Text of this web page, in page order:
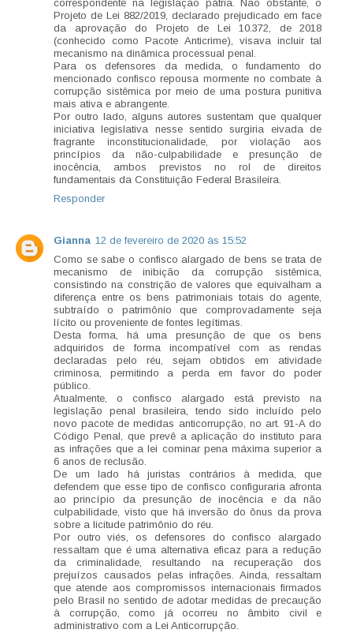
correspondente na legislação pátria. Não obstante, o
Projeto de Lei 882/2019, declarado prejudicado em face
da aprovação do Projeto de Lei 10.372, de 2018
(conhecido como Pacote Anticrime), visava incluir tal
mecanismo na dinâmica processual penal.
Para os defensores da medida, o fundamento do
mencionado confisco repousa mormente no combate à
corrupção sistêmica por meio de uma postura punitiva
mais ativa e abrangente.
Por outro lado, alguns autores sustentam que qualquer
iniciativa legislativa nesse sentido surgiria eivada de
fragrante inconstitucionalidade, por violação aos
princípios da não-culpabilidade e presunção de
inocência, ambos previstos no rol de direitos
fundamentais da Constituição Federal Brasileira.
Responder
Gianna 12 de fevereiro de 2020 às 15:52
Como se sabe o confisco alargado de bens se trata de
mecanismo de inibição da corrupção sistêmica,
consistindo na constrição de valores que equivalham a
diferença entre os bens patrimoniais totais do agente,
subtraído o patrimônio que comprovadamente seja
lícito ou proveniente de fontes legítimas.
Desta forma, há uma presunção de que os bens
adquiridos de forma incompatível com as rendas
declaradas pelo réu, sejam obtidos em atividade
criminosa, permitindo a perda em favor do poder
público.
Atualmente, o confisco alargado está previsto na
legislação penal brasileira, tendo sido incluído pelo
novo pacote de medidas anticorrupção, no art. 91-A do
Código Penal, que prevê a aplicação do instituto para
as infrações que a lei cominar pena máxima superior a
6 anos de reclusão.
De um lado há juristas contrários à medida, que
defendem que esse tipo de confisco configuraria afronta
ao princípio da presunção de inocência e da não
culpabilidade, visto que há inversão do ônus da prova
sobre a licitude patrimônio do réu.
Por outro viés, os defensores do confisco alargado
ressaltam que é uma alternativa eficaz para a redução
da criminalidade, resultando na recuperação dos
prejuízos causados pelas infrações. Ainda, ressaltam
que atende aos compromissos internacionais firmados
pelo Brasil no sentido de adotar medidas de precaução
à corrupção, como já ocorreu no âmbito civil e
administrativo com a Lei Anticorrupção.